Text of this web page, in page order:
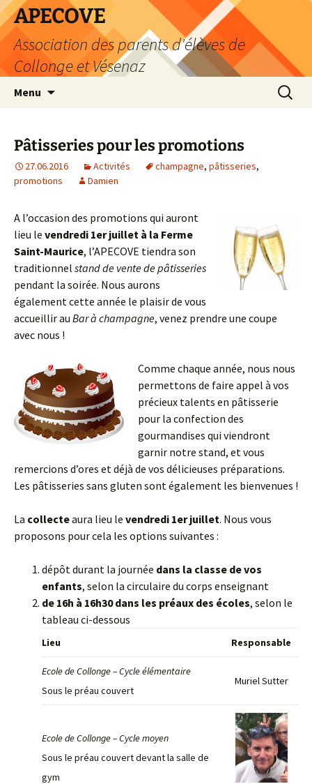
Aller
au
contenu
APECOVE
Association des parents d'élèves de
Collonge et Vésenaz
Menu
Pâtisseries pour les promotions
27.06.2016 Activités champagne, pâtisseries,
promotions
Damien
A l’occasion des promotions qui auront
lieu le vendredi 1er juillet à la Ferme
Saint-Maurice, l’APECOVE tiendra son
traditionnel stand de vente de pâtisseries
pendant la soirée. Nous aurons
également cette année le plaisir de vous
accueillir au Bar à champagne, venez prendre une coupe
avec nous !
Comme chaque année, nous nous
permettons de faire appel à vos
précieux talents en pâtisserie
pour la confection des
gourmandises qui viendront
garnir notre stand, et vous
remercions d’ores et déjà de vos délicieuses préparations.
Les pâtisseries sans gluten sont également les bienvenues !
La collecteaura lieu le vendredi 1er juillet. Nous vous
proposons pour cela les options suivantes :
dépôt durant la journée dans la classe de vos
enfants, selon la circulaire du corps enseignant
de 16h à 16h30 dans les préaux des écoles, selon le
tableau ci-dessous
Lieu Responsable
Ecole de Collonge – Cycle élémentaire
Sous le préau couvert
Muriel Sutter
Ecole de Collonge – Cycle moyen
Sous le préau couvert devant la salle de
gym